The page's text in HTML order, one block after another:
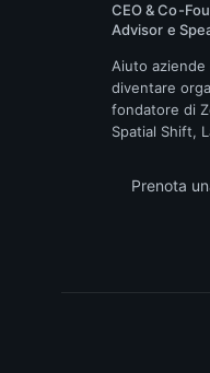
CEO & Co-
Advisor e
Aiuto
diventare
fondatore di
Spatial Shift,
Prenota